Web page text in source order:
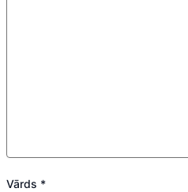
Vārds *